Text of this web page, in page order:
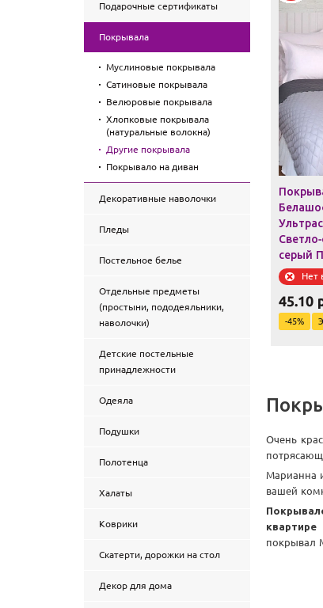
Подарочные сертификаты
Покрывала
Муслиновые покрывала
Сатиновые покрывала
Велюровые покрывала
Хлопковые покрывала
(натуральные волокна)
Другие покрывала
Покрывало на диван
Декоративные наволочки
Пледы
Постельное белье
Отдельные предметы
(простыни, пододеяльники,
наволочки)
Детские постельные
принадлежности
Одеяла
Подушки
Полотенца
Халаты
Коврики
Скатерти, дорожки на стол
Декор для дома
серый
Нет
45.10
-45%
Очень
Марианна
вашей
покрывал